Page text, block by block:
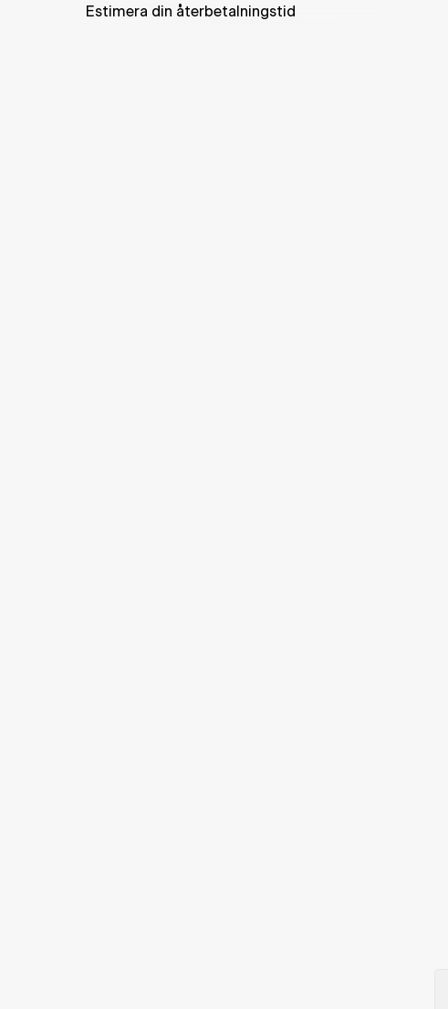
Estimera din återbetalningstid